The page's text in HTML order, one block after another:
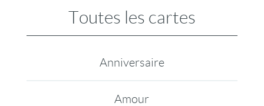
Toutes les cartes
Anniversaire
Amour